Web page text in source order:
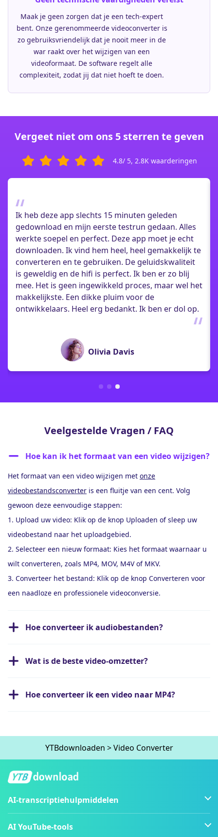
Maak je geen zorgen dat je een tech-expert
bent. Onze gerenommeerde videoconverter is
zo gebruiksvriendelijk dat je nooit meer in de
war raakt over het wijzigen van een
videoformaat. De software regelt alle
complexiteit, zodat jij dat niet hoeft te doen.
Vergeet niet om ons 5 sterren te geven
4.8/ 5, 2.8Kwaarderingen
te
het
op.
Andrew Thompson
app verdient vijf sterren. Ik heb verschillende
videoformaatconverters geprobeerd en dit is tot
nu toe de beste. De conversiesnelheid is
verbazingwekkend snel en er is geen verlies van
videokwaliteit na de conversie. De extra functies
voor bijsnijden en samenvoegen zijn een enorme
bonus. Ik kan zien dat de ontwikkelaar echt zijn
best heeft gedaan om dit te maken. Een echte
aanrader.
Veelgestelde Vragen / FAQ
Hoe kan ik het formaat van een video wijzigen?
Het formaat van een video wijzigen met onze
videobestandsconverter is een fluitje van een cent. Volg
gewoon deze eenvoudige stappen:
1. Upload uw video: Klik op de knop Uploaden of sleep uw
videobestand naar het uploadgebied.
2. Selecteer een nieuw formaat: Kies het formaat waarnaar u
wilt converteren, zoals MP4, MOV, M4V of MKV.
3. Converteer het bestand: Klik op de knop Converteren voor
een naadloze en professionele videoconversie.
Hoe converteer ik audiobestanden?
Wat is de beste video-omzetter?
Hoe converteer ik een video naar MP4?
YTBdownloaden >Video Converter
AI-transcriptiehulpmiddelen
AI YouTube-tools